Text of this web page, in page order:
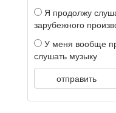
Я продолжу
зарубежного
У меня вообще
слушать музыку
отправить